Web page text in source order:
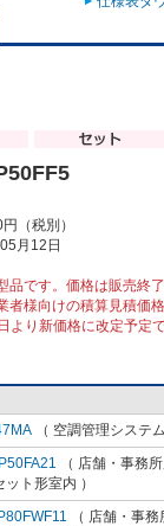
（税別）
月12日
品です。価格は販売終
者様向けの積算見積価
より新価格に改定予定
（ 空調管理システ
（ 店舗・事務
ト形室内 ）
（ 店舗・事